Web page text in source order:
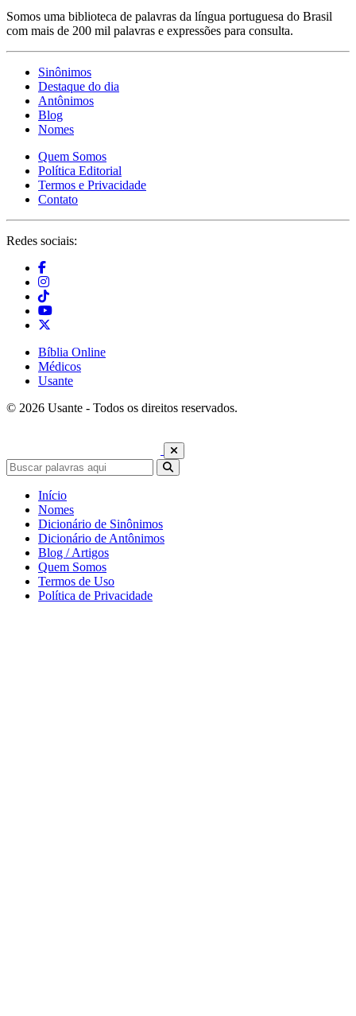
Somos uma biblioteca de palavras da língua portuguesa do Brasil
com mais de 200 mil palavras e expressões para consulta.
Sinônimos
Destaque do dia
Antônimos
Blog
Nomes
Quem Somos
Política Editorial
Termos e Privacidade
Contato
Redes sociais:
Bíblia Online
Médicos
Usante
© 2026 Usante - Todos os direitos reservados.
Início
Nomes
Dicionário de Sinônimos
Dicionário de Antônimos
Blog / Artigos
Quem Somos
Termos de Uso
Política de Privacidade